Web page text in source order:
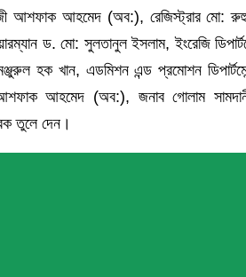
আশফাক আহমেদ (অব:), রেজিস্ট্রার
ড. মো: সুলতানুল ইসলাম, ইংরেজি
হক খান, এডমিশন এন্ড প্রমোশন
আশফাক আহমেদ (অব:), জনাব গোলাম
তুলে দেন।